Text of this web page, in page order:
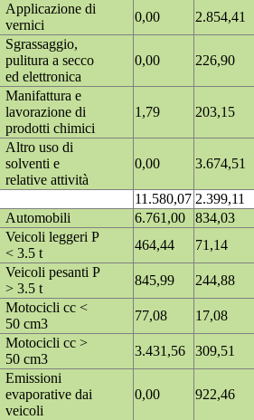
Applicazione di
vernici
0,00
2.854,41
Sgrassaggio,
pulitura a secco
ed elettronica
0,00 226,90
Manifattura e
lavorazione di
prodotti chimici
1,79 203,15
Altro uso di
solventi e
relative attività
0,00 3.674,51
11.580,07 2.399,11
Automobili
6.761,00
834,03
Veicoli leggeri P
< 3.5 t
464,44
71,14
Veicoli pesanti P
> 3.5 t
845,99
244,88
Motocicli cc <
50 cm3
77,08
17,08
Motocicli cc >
50 cm3
3.431,56
309,51
Emissioni
evaporative dai
veicoli
0,00 922,46